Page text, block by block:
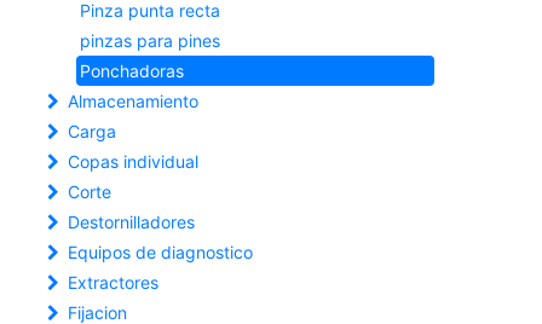
Pinza punta recta
pinzas para pines
Ponchadoras
Almacenamiento
Carga
Copas individual
Corte
Destornilladores
Equipos de diagnostico
Extractores
Fijacion